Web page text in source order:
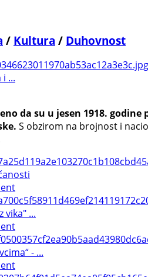
/ Kultura / Duhovnost
...
da su u jesen 1918.
S obzirom na brojnost i
vika" ...
- ...